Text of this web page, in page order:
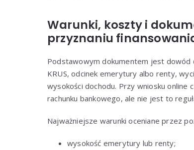
Warunki, koszty i
przyznaniu
Podstawowym dokumentem jest dowód
KRUS, odcinek emerytury albo renty,
wysokości dochodu. Przy wniosku
rachunku bankowego, ale nie jest to
Najważniejsze warunki oceniane przez
wysokość emerytury lub renty;